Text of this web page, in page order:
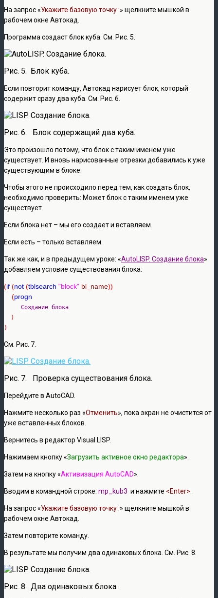
На запрос «Укажите базовую точку :» щелкните мышкой в
рабочем окне Автокад.
Программа создаст блок куба. См. Рис. 5.
Рис. 5. Блок куба.
Если повторит команду, Автокад нарисует блок, который
содержит сразу два куба. См. Рис. 6.
Рис. 6. Блок содержащий два куба.
Это произошло потому, что блок с таким именем уже
существует. И вновь нарисованные отрезки добавились к уже
существующим в блоке.
Чтобы этого не происходило перед тем, как создать блок,
необходимо проверить: Может блок с таким именем уже
существует.
Если блока нет – мы его создает и вставляем.
Если есть – только вставляем.
Так же как, и в предыдущем уроке: «AutoLISP. Создание блока»
добавляем условие существования блока:
(if (not (tblsearch "block" bl_name
(
)
См. Рис. 7.
Рис. 7. Проверка существования блока.
Перейдите в AutoCAD.
Нажмите несколько раз «Отменить», пока экран не очистится от
уже вставленных блоков.
Вернитесь в редактор Visual LISP.
Нажимаем кнопку «Загрузить активное окно редактора».
Затем на кнопку «Активизация AutoCAD».
Вводим в командной строке: mp_kub3 и нажмите <Enter>
На запрос «Укажите базовую точку :» щелкните мышкой в
рабочем окне Автокад.
Затем повторите команду.
В результате мы получим два одинаковых блока. См. Рис. 8.
Рис. 8. Два одинаковых блока.